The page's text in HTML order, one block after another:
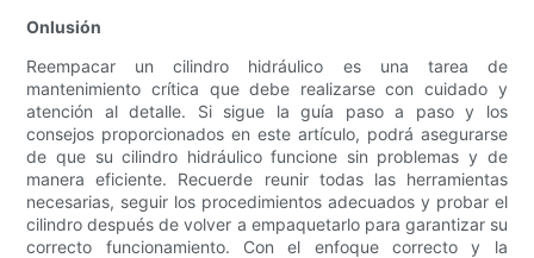
Onlusión
Reempacar un cilindro hidráulico es una tarea de
mantenimiento crítica que debe realizarse con cuidado y
atención al detalle. Si sigue la guía paso a paso y los
consejos proporcionados en este artículo, podrá asegurarse
de que su cilindro hidráulico funcione sin problemas y de
manera eficiente. Recuerde reunir todas las herramientas
necesarias, seguir los procedimientos adecuados y probar el
cilindro después de volver a empaquetarlo para garantizar su
correcto funcionamiento. Con el enfoque correcto y la